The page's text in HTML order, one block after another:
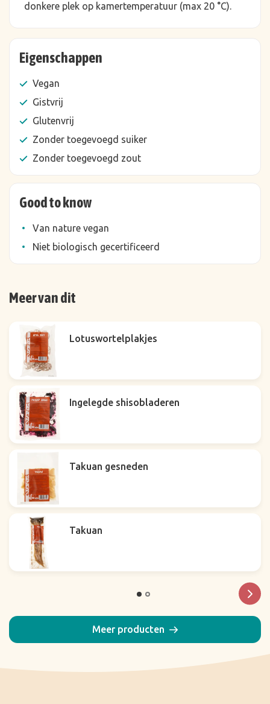
donkere plek op kamertemperatuur (max 20 °C).
Eigenschappen
Vegan
Gistvrij
Glutenvrij
Zonder toegevoegd suiker
Zonder toegevoegd zout
Good to know
Van nature vegan
Niet biologisch gecertificeerd
Meer van dit
Lotuswortelplakjes
Ingelegde shisobladeren
Takuan gesneden
Takuan
Meer producten